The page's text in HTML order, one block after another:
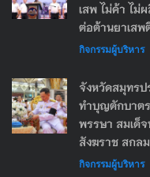
เสพ ไม่ค้า ไม่
ต่อต้านยาเสพ
กิจกรรมผู้บริหาร
จังหวัดสมุทร
ทำบุญตักบาต
พรรษา สมเด็
สังฆราช สกล
กิจกรรมผู้บริหาร